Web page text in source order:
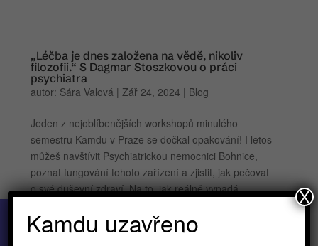
„Léčba je dnes založena na vědě, nikoliv
filozofii.“ S Dagmar Stoszkovou o práci
psychiatra
autor: Sára Valová |Zář 24, 2024 | Blog
Jeden z nejoblíbenějších workshopů minulého
semestru Kamdu v Praze se dočkal opakování! I letos
můžeš navštívit Psychiatrickou nemocnici Bohnice,
poznat fungování tohoto zařízení a zjistit, jak pečovat
o své duševní zdraví. Na to, jak reálně vypadá
Kamdu uzavřeno
X